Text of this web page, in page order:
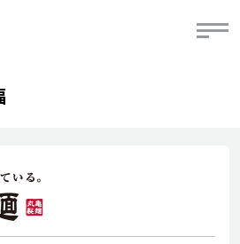
ニュース
長期経営計画
ジタルトランス
ォーメーション戦略
イブラリ
田社長が語る
リドールのサステナビリティ
テークホルダーとの